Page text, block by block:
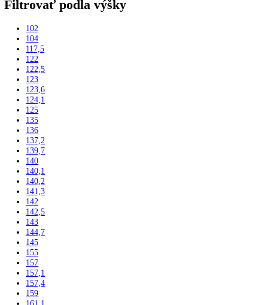
Skriňové
Výskum a laboratóriá
Uncategorized
Filtrovať podla výšky